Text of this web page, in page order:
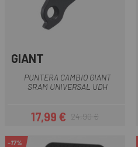
GIANT
PUNTERA CAMBIO GIANT
SRAM UNIVERSAL UDH
Precio
17,99 €Precio regular
24,90 €
-17%